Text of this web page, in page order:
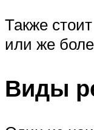
Также
или же
Виды